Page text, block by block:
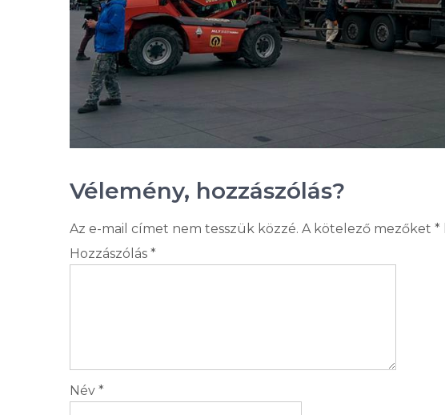
Vélemény, hozzászólás?
Az e-mail címet nem tesszük közzé. A kötelező mezőket *
Hozzászólás *
Név *